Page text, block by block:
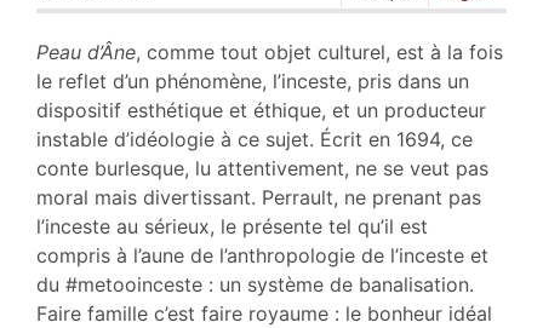
Texte
Bibliographie
Notes
Illustrations
Citer cet article
Auteur
Peau d’Âne, comme tout objet culturel, est à la fois
le reflet d’un phénomène, l’inceste, pris dans un
dispositif esthétique et éthique, et un producteur
instable d’idéologie à ce sujet. Écrit en 1694, ce
conte burlesque, lu attentivement, ne se veut pas
moral mais divertissant. Perrault, ne prenant pas
l’inceste au sérieux, le présente tel qu’il est
compris à l’aune de l’anthropologie de l’inceste et
du #metooinceste : un système de banalisation.
Faire famille c’est faire royaume : le bonheur idéal